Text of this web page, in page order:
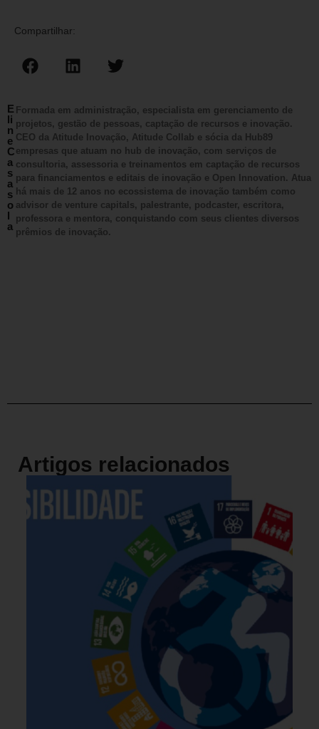
Compartilhar:
E
li
n
e
C
a
s
a
s
o
l
a
Formada em administração, especialista em gerenciamento de
projetos, gestão de pessoas, captação de recursos e inovação.
CEO da Atitude Inovação, Atitude Collab e sócia da Hub89
empresas que atuam no hub de inovação, com serviços de
consultoria, assessoria e treinamentos em captação de recursos
para financiamentos e editais de inovação e Open Innovation. Atua
há mais de 12 anos no ecossistema de inovação também como
advisor de venture capitals, palestrante, podcaster, escritora,
professora e mentora, conquistando com seus clientes diversos
prêmios de inovação.
Artigos relacionados